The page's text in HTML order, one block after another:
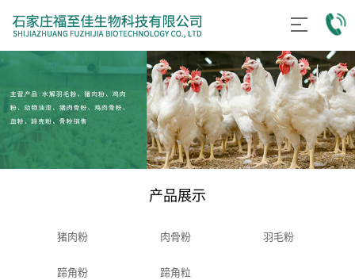
产品展示
猪肉粉 肉骨粉 羽毛粉
蹄角粉 蹄角粒